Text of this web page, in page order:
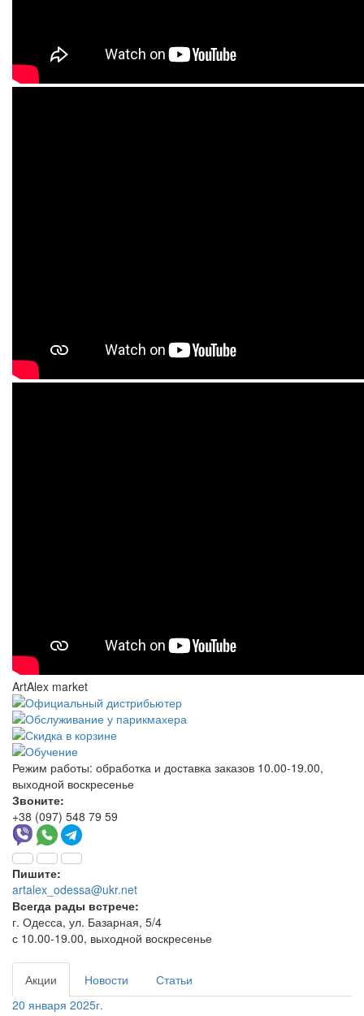
ArtAlex market
Режим работы: обработка и доставка заказов 10.00-19.00,
выходной воскресенье
Звоните:
+38 (097) 548 79 59
Пишите:
artalex_odessa@ukr.net
Всегда рады встрече:
г. Одесса, ул. Базарная, 5/4
с 10.00-19.00, выходной воскресенье
Акции Новости
Статьи
20 января 2025г.